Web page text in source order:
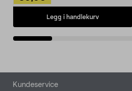
Legg i handlekurv
Bunntekst
Kundeservice